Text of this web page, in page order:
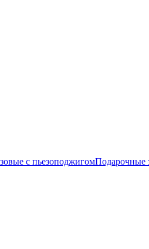
с пьезоподжигомПодарочные